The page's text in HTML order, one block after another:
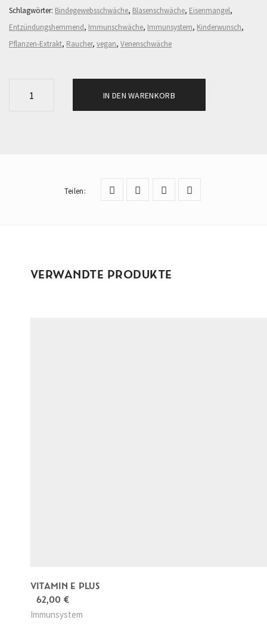
Schlagwörter: Bindegewebsschwäche, Blasenschwäche, Eisenmangel,
Entzündungshemmend, Immunschwäche, Immunsystem, Kinderwunsch,
Pflanzen-Extrakt, Raucher, vegan, Venenschwäche
IN DEN WARENKORB
Teilen:
VERWANDTE PRODUKTE
VITAMIN E PLUS
62,00 €
Immunsystem